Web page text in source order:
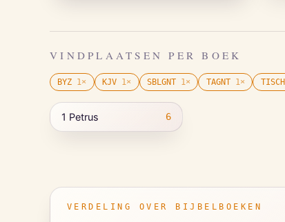
VINDPLAATSEN PER BOEK
BYZ 1× KJV 1× SBLGNT 1× TAGNT 1× TISCH
1 Petrus 6
VERDELING OVER BIJBELBOEKEN